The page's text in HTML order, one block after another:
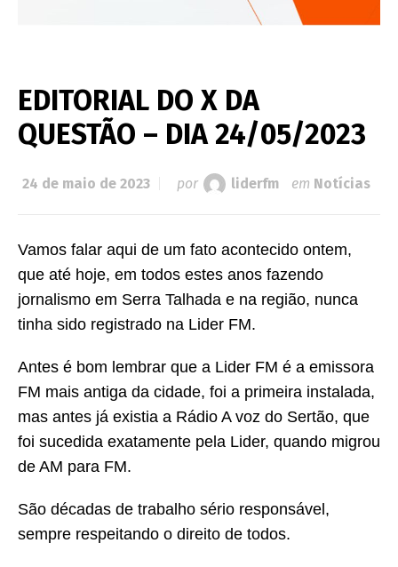
EDITORIAL DO X DA
QUESTÃO – DIA 24/05/2023
24 de maio de 2023 por liderfm em Notícias
Vamos falar aqui de um fato acontecido ontem,
que até hoje, em todos estes anos fazendo
jornalismo em Serra Talhada e na região, nunca
tinha sido registrado na Lider FM.
Antes é bom lembrar que a Lider FM é a emissora
FM mais antiga da cidade, foi a primeira instalada,
mas antes já existia a Rádio A voz do Sertão, que
foi sucedida exatamente pela Lider, quando migrou
de AM para FM.
São décadas de trabalho sério responsável,
sempre respeitando o direito de todos.